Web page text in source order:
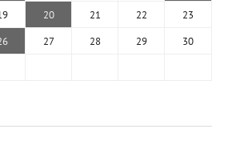
20 21 22 23
27 28 29 30